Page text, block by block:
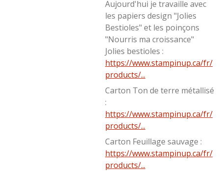
Aujourd'hui je travaille avec
les papiers design "Jolies
Bestioles" et les poinçons
"Nourris ma croissance"
Jolies bestioles :
https://www.stampinup.ca/fr/
products/...
Carton Ton de terre métallisé
:
https://www.stampinup.ca/fr/
products/...
Carton Feuillage sauvage :
https://www.stampinup.ca/fr/
products/...